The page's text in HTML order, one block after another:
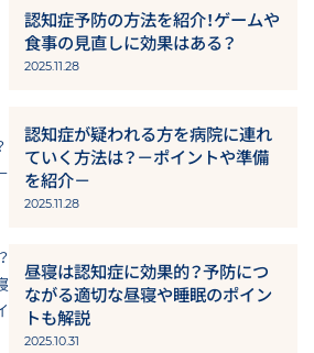
認知症予防の方法を紹介！ゲームや
食事の見直しに効果はある？
2025.11.28
認知症が疑われる方を病院に連れ
ていく方法は？－ポイントや準備
を紹介－
2025.11.28
昼寝は認知症に効果的？予防につ
ながる適切な昼寝や睡眠のポイン
トも解説
2025.10.31